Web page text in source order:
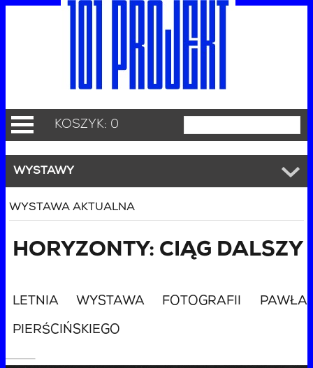
KOSZYK: 0
WYSTAWY
WYSTAWA AKTUALNA
HORYZONTY: CIĄG DALSZY
LETNIA WYSTAWA FOTOGRAFII PAWŁA
PIERŚCIŃSKIEGO